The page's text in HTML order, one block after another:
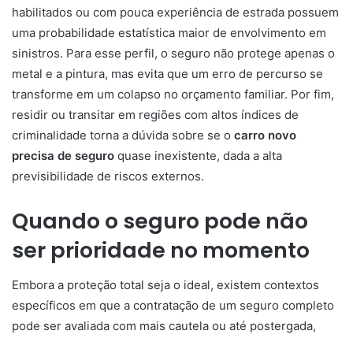
habilitados ou com pouca experiência de estrada possuem
uma probabilidade estatística maior de envolvimento em
sinistros. Para esse perfil, o seguro não protege apenas o
metal e a pintura, mas evita que um erro de percurso se
transforme em um colapso no orçamento familiar. Por fim,
residir ou transitar em regiões com altos índices de
criminalidade torna a dúvida sobre se o carro novo
precisa de seguro quase inexistente, dada a alta
previsibilidade de riscos externos.
Quando o seguro pode não
ser prioridade no momento
Embora a proteção total seja o ideal, existem contextos
específicos em que a contratação de um seguro completo
pode ser avaliada com mais cautela ou até postergada,